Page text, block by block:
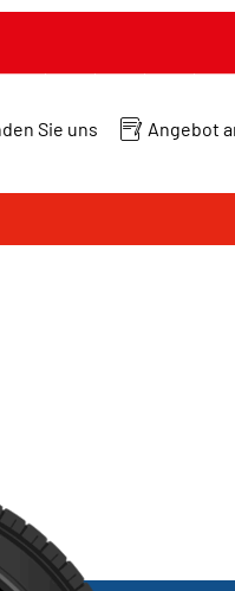
Sie uns Angebot